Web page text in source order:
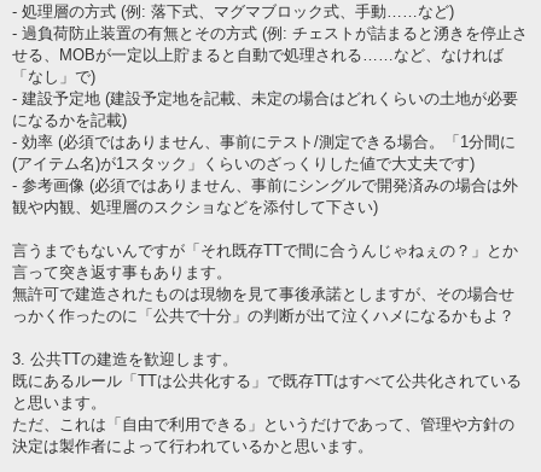
- 処理層の方式 (例: 落下式、マグマブロック式、手動……など)
- 過負荷防止装置の有無とその方式 (例: チェストが詰まると湧きを停止さ
せる、MOBが一定以上貯まると自動で処理される……など、なければ
「なし」で)
- 建設予定地 (建設予定地を記載、未定の場合はどれくらいの土地が必要
になるかを記載)
- 効率 (必須ではありません、事前にテスト/測定できる場合。「1分間に
(アイテム名)が1スタック」くらいのざっくりした値で大丈夫です)
- 参考画像 (必須ではありません、事前にシングルで開発済みの場合は外
観や内観、処理層のスクショなどを添付して下さい)
言うまでもないんですが「それ既存TTで間に合うんじゃねぇの？」とか
言って突き返す事もあります。
無許可で建造されたものは現物を見て事後承諾としますが、その場合せ
っかく作ったのに「公共で十分」の判断が出て泣くハメになるかもよ？
3. 公共TTの建造を歓迎します。
既にあるルール「TTは公共化する」で既存TTはすべて公共化されている
と思います。
ただ、これは「自由で利用できる」というだけであって、管理や方針の
決定は製作者によって行われているかと思います。